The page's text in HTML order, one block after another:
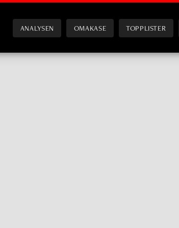
ANALYSEN OMAKASE TOPPLISTER